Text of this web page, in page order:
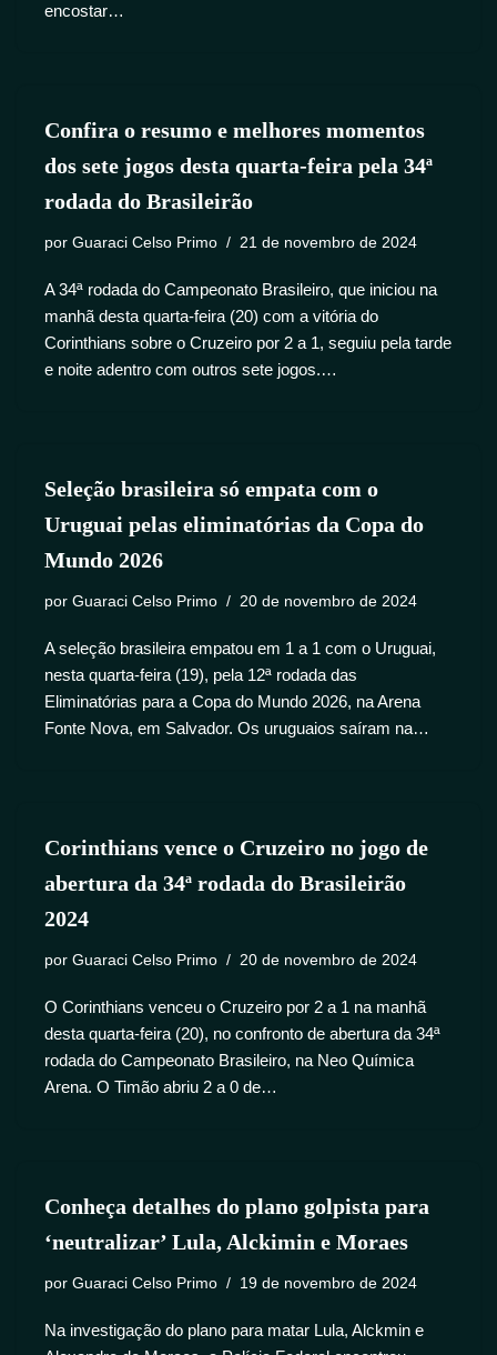
encostar…
Confira o resumo e melhores momentos
dos sete jogos desta quarta-feira pela 34ª
rodada do Brasileirão
por Guaraci Celso Primo 21 de novembro de 2024
A 34ª rodada do Campeonato Brasileiro, que iniciou na
manhã desta quarta-feira (20) com a vitória do
Corinthians sobre o Cruzeiro por 2 a 1, seguiu pela tarde
e noite adentro com outros sete jogos.…
Seleção brasileira só empata com o
Uruguai pelas eliminatórias da Copa do
Mundo 2026
por Guaraci Celso Primo 20 de novembro de 2024
A seleção brasileira empatou em 1 a 1 com o Uruguai,
nesta quarta-feira (19), pela 12ª rodada das
Eliminatórias para a Copa do Mundo 2026, na Arena
Fonte Nova, em Salvador. Os uruguaios saíram na…
Corinthians vence o Cruzeiro no jogo de
abertura da 34ª rodada do Brasileirão
2024
por Guaraci Celso Primo 20 de novembro de 2024
O Corinthians venceu o Cruzeiro por 2 a 1 na manhã
desta quarta-feira (20), no confronto de abertura da 34ª
rodada do Campeonato Brasileiro, na Neo Química
Arena. O Timão abriu 2 a 0 de…
Conheça detalhes do plano golpista para
‘neutralizar’ Lula, Alckimin e Moraes
por Guaraci Celso Primo 19 de novembro de 2024
Na investigação do plano para matar Lula, Alckmin e